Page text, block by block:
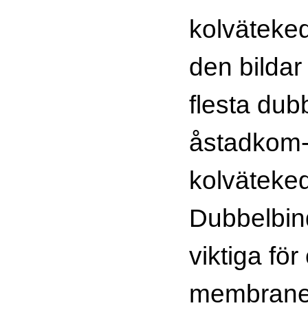
den
flesta
viktiga för